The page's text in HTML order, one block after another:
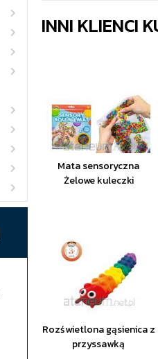
INNI KLIENCI
Mata sensoryczna
Żelowe kuleczki
Rozświetlona gąsienica z
przyssawką